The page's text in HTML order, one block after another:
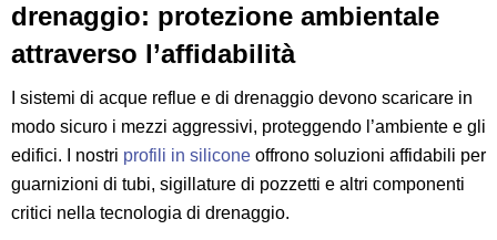
drenaggio: protezione ambientale
attraverso l’affidabilità
I sistemi di acque reflue e di drenaggio devono scaricare in
modo sicuro i mezzi aggressivi, proteggendo l’ambiente e gli
edifici. I nostri profili in silicone offrono soluzioni affidabili per
guarnizioni di tubi, sigillature di pozzetti e altri componenti
critici nella tecnologia di drenaggio.